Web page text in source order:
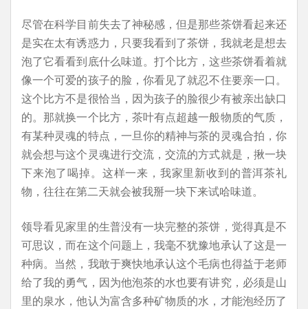
尽管在科学目前失去了神秘感，但是那些茶饼看起来还
是实在太有诱惑力，只要我看到了茶饼，我就老是想去
泡了它看看到底什么味道。打个比方，这些茶饼看着就
像一个可爱的孩子的脸，你看见了就忍不住要亲一口。
这个比方不是很恰当，因为孩子的脸很少有被亲出缺口
的。那就换一个比方，茶叶有点超越一般物质的气质，
有某种灵魂的特点，一旦你的精神与茶的灵魂合拍，你
就会想与这个灵魂进行交流，交流的方式就是，揪一块
下来泡了喝掉。这样一来，我家里新收到的普洱茶礼
物，往往在第二天就会被我掰一块下来试哈味道。
领导看见家里的生普没有一块完整的茶饼，觉得真是不
可思议，而在这个问题上，我毫不犹豫地承认了这是一
种病。当然，我敢于爽快地承认这个毛病也得益于老师
给了我的勇气，因为他泡茶的水也要有讲究，必须是山
里的泉水，他认为富含多种矿物质的水，才能泡经历了